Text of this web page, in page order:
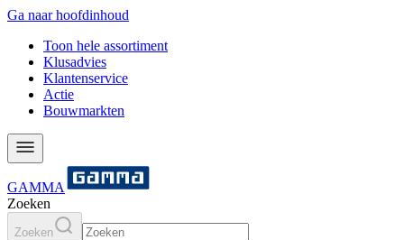
Ga naar hoofdinhoud
Toon hele assortiment
Klusadvies
Klantenservice
Actie
Bouwmarkten
GAMMA
Zoeken
Zoeken